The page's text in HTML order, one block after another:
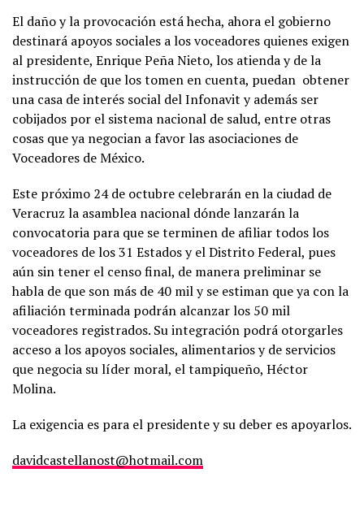
El daño y la provocación está hecha, ahora el gobierno
destinará apoyos sociales a los voceadores quienes exigen
al presidente, Enrique Peña Nieto, los atienda y de la
instrucción de que los tomen en cuenta, puedan obtener
una casa de interés social del Infonavit y además ser
cobijados por el sistema nacional de salud, entre otras
cosas que ya negocian a favor las asociaciones de
Voceadores de México.
Este próximo 24 de octubre celebrarán en la ciudad de
Veracruz la asamblea nacional dónde lanzarán la
convocatoria para que se terminen de afiliar todos los
voceadores de los 31 Estados y el Distrito Federal, pues
aún sin tener el censo final, de manera preliminar se
habla de que son más de 40 mil y se estiman que ya con la
afiliación terminada podrán alcanzar los 50 mil
voceadores registrados. Su integración podrá otorgarles
acceso a los apoyos sociales, alimentarios y de servicios
que negocia su líder moral, el tampiqueño, Héctor
Molina.
La exigencia es para el presidente y su deber es apoyarlos.
davidcastellanost@hotmail.com